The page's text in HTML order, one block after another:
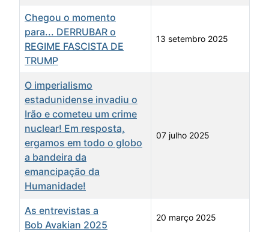
Chegou o momento
para... DERRUBAR o
REGIME FASCISTA DE
TRUMP
13 setembro 2025
O imperialismo
estadunidense invadiu o
Irão e cometeu um crime
nuclear! Em resposta,
ergamos em todo o globo
a bandeira da
emancipação da
Humanidade!
07 julho 2025
As entrevistas a
Bob Avakian 2025
20 março 2025